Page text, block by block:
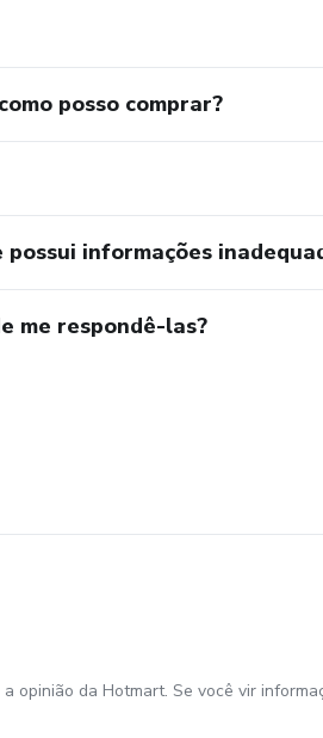
posso comprar?
informações
me respondê-las?
opinião da Hotmart. Se você vir